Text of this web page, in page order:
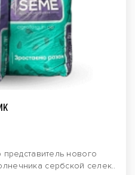
нового
сербской селек..